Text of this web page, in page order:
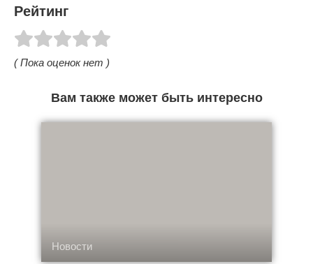
Рейтинг
( Пока оценок нет )
Вам также может быть интересно
Новости